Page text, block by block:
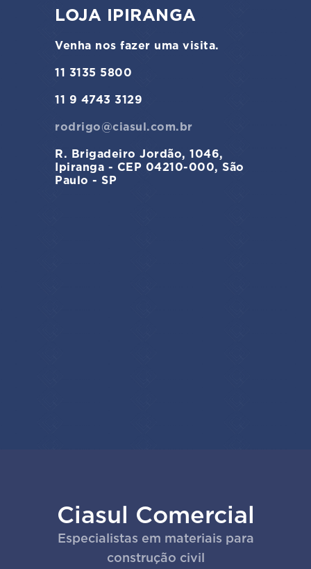
LOJA IPIRANGA
Venha nos fazer uma visita.
11 3135 5800
11 9 4743 3129
rodrigo@ciasul.com.br
R. Brigadeiro Jordão, 1046,
Ipiranga - CEP 04210-000, São
Paulo - SP
Ciasul Comercial
Especialistas em materiais para
construção civil